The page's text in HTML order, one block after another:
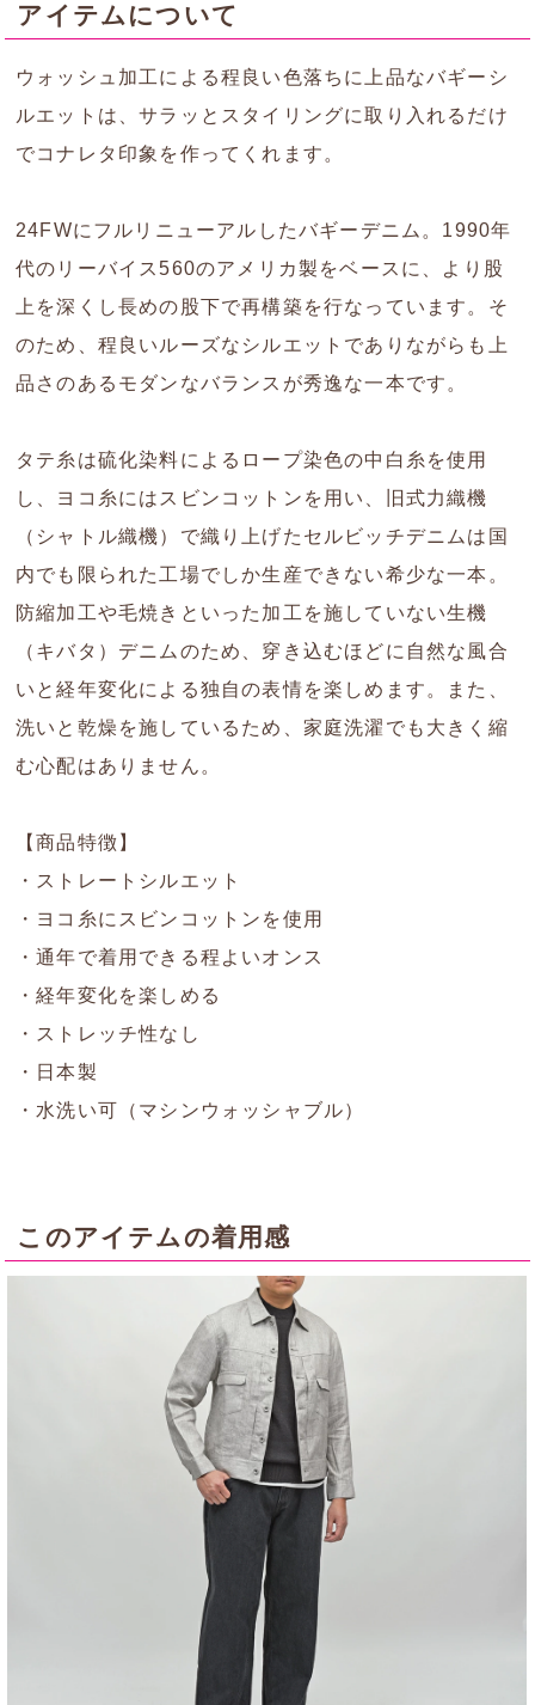
アイテムについて
ウォッシュ加工による程良い色落ちに上品なバギーシ
ルエットは、サラッとスタイリングに取り入れるだけ
でコナレタ印象を作ってくれます。
24FWにフルリニューアルしたバギーデニム。1990年
代のリーバイス560のアメリカ製をベースに、より股
上を深くし長めの股下で再構築を行なっています。そ
のため、程良いルーズなシルエットでありながらも上
品さのあるモダンなバランスが秀逸な一本です。
タテ糸は硫化染料によるロープ染色の中白糸を使用
し、ヨコ糸にはスビンコットンを用い、旧式力織機
（シャトル織機）で織り上げたセルビッチデニムは国
内でも限られた工場でしか生産できない希少な一本。
防縮加工や毛焼きといった加工を施していない生機
（キバタ）デニムのため、穿き込むほどに自然な風合
いと経年変化による独自の表情を楽しめます。また、
洗いと乾燥を施しているため、家庭洗濯でも大きく縮
む心配はありません。
【商品特徴】
・ストレートシルエット
・ヨコ糸にスビンコットンを使用
・通年で着用できる程よいオンス
・経年変化を楽しめる
・ストレッチ性なし
・日本製
・水洗い可（マシンウォッシャブル）
このアイテムの着用感